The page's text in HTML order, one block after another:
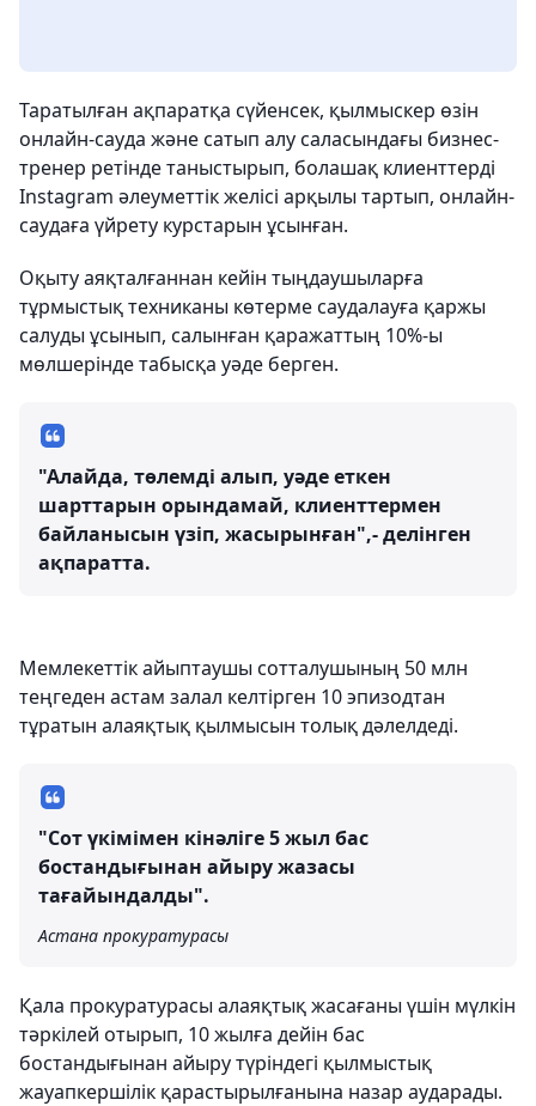
Таратылған ақпаратқа сүйенсек, қылмыскер өзін
онлайн-сауда және сатып алу саласындағы бизнес-
тренер ретінде таныстырып, болашақ клиенттерді
Instagram әлеуметтік желісі арқылы тартып, онлайн-
саудаға үйрету курстарын ұсынған.
Оқыту аяқталғаннан кейін тыңдаушыларға
тұрмыстық техниканы көтерме саудалауға қаржы
салуды ұсынып, салынған қаражаттың 10%-ы
мөлшерінде табысқа уәде берген.
"Алайда, төлемді алып, уәде еткен
шарттарын орындамай, клиенттермен
байланысын үзіп, жасырынған",- делінген
ақпаратта.
Мемлекеттік айыптаушы сотталушының 50 млн
теңгеден астам залал келтірген 10 эпизодтан
тұратын алаяқтық қылмысын толық дәлелдеді.
"Сот үкімімен кінәліге 5 жыл бас
бостандығынан айыру жазасы
тағайындалды".
Астана прокуратурасы
Қала прокуратурасы алаяқтық жасағаны үшін мүлкін
тәркілей отырып, 10 жылға дейін бас
бостандығынан айыру түріндегі қылмыстық
жауапкершілік қарастырылғанына назар аударады.